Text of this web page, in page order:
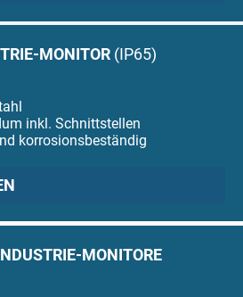
MONITOR (IP65)
inkl. Schnittstellen
korrosionsbeständig
MONITORE